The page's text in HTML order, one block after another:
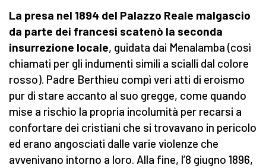
La presa nel 1894 del Palazzo Reale malgascio
da parte dei francesi scatenò la seconda
insurrezione locale, guidata dai Menalamba (così
chiamati per gli indumenti simili a scialli dal colore
rosso). Padre Berthieu compì veri atti di eroismo
pur di stare accanto al suo gregge, come quando
mise a rischio la propria incolumità per recarsi a
confortare dei cristiani che si trovavano in pericolo
ed erano angosciati dalle varie violenze che
avvenivano intorno a loro. Alla fine, l’8 giugno 1896,